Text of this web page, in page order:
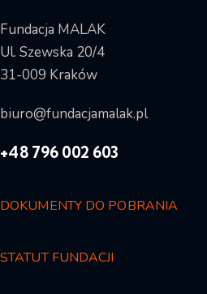
Fundacja MALAK
Ul. Szewska 20/4
31-009 Kraków
biuro@fundacjamalak.pl
+48 796 002 603
DOKUMENTY DO POBRANIA
STATUT FUNDACJI